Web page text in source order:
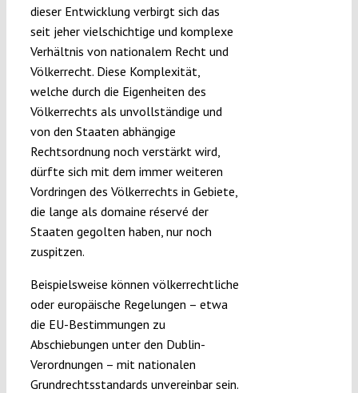
dieser Entwicklung verbirgt sich das
seit jeher vielschichtige und komplexe
Verhältnis von nationalem Recht und
Völkerrecht. Diese Komplexität,
welche durch die Eigenheiten des
Völkerrechts als unvollständige und
von den Staaten abhängige
Rechtsordnung noch verstärkt wird,
dürfte sich mit dem immer weiteren
Vordringen des Völkerrechts in Gebiete,
die lange als domaine réservé der
Staaten gegolten haben, nur noch
zuspitzen.
Beispielsweise können völkerrechtliche
oder europäische Regelungen – etwa
die EU-Bestimmungen zu
Abschiebungen unter den Dublin-
Verordnungen – mit nationalen
Grundrechtsstandards unvereinbar sein.